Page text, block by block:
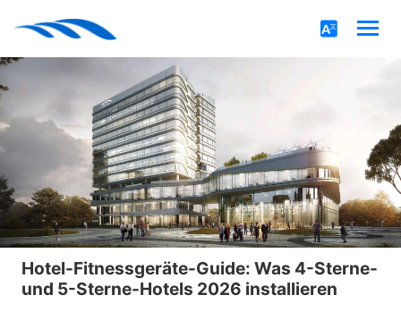
Hotel-Fitnessgeräte-Guide: Was 4-Sterne-
und 5-Sterne-Hotels 2026 installieren